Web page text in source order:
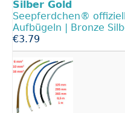
Seepferdchen®
Aufbügeln | Bronze
€3.79